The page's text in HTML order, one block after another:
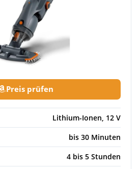
Preis prüfen
Lithium-Ionen, 12 V
bis 30 Minuten
4 bis 5 Stunden